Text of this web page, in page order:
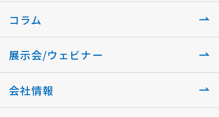
コラム
展示会/ウェビナー
会社情報